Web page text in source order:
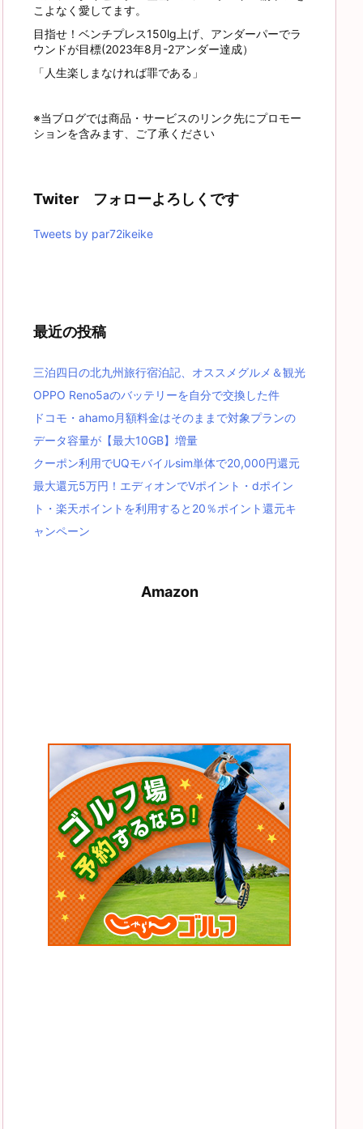
こよなく愛してます。
目指せ！ベンチプレス150lg上げ、アンダーパーでラ
ウンドが目標(2023年8月-2アンダー達成）
「人生楽しまなければ罪である」
※当ブログでは商品・サービスのリンク先にプロモー
ションを含みます、ご了承ください
Twiter フォローよろしくです
Tweets by par72ikeike
最近の投稿
三泊四日の北九州旅行宿泊記、オススメグルメ＆観光
OPPO Reno5aのバッテリーを自分で交換した件
ドコモ・ahamo月額料金はそのままで対象プランの
データ容量が【最大10GB】増量
クーポン利用でUQモバイルsim単体で20,000円還元
最大還元5万円！エディオンでVポイント・dポイン
ト・楽天ポイントを利用すると20％ポイント還元キ
ャンペーン
Amazon